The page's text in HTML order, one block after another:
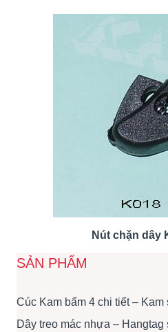
Nút chặn dây
SẢN PHẨM
Cúc Kam bấm 4 chi tiết – Kam
Dây treo mác nhựa – Hangtag